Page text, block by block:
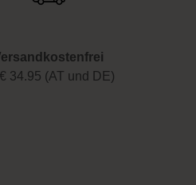
34.95 (AT und DE)